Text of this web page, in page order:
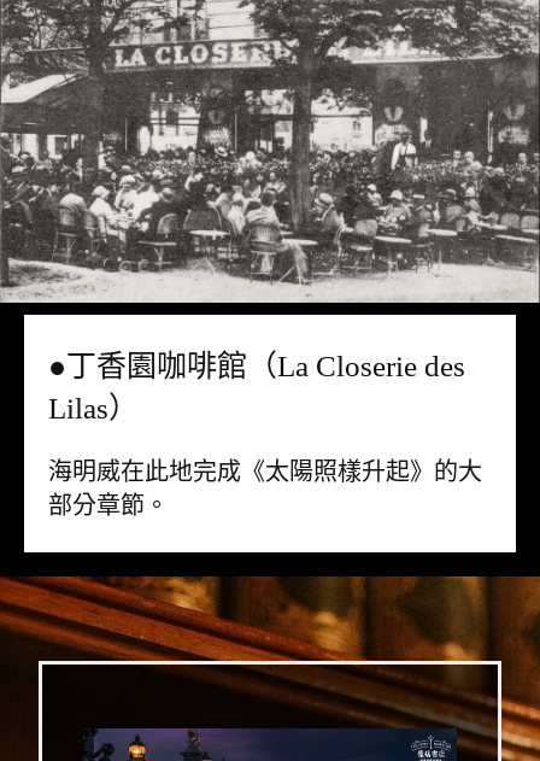
●丁香園咖啡館（La Closerie des
Lilas）
海明威在此地完成《太陽照樣升起》的大
部分章節。